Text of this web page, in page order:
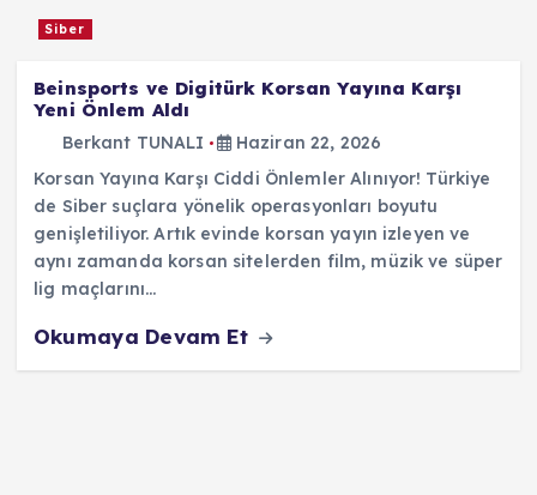
Siber
Beinsports ve Digitürk Korsan Yayına Karşı
Yeni Önlem Aldı
Berkant TUNALI
Haziran 22, 2026
Korsan Yayına Karşı Ciddi Önlemler Alınıyor! Türkiye
de Siber suçlara yönelik operasyonları boyutu
genişletiliyor. Artık evinde korsan yayın izleyen ve
aynı zamanda korsan sitelerden film, müzik ve süper
lig maçlarını…
Okumaya Devam Et